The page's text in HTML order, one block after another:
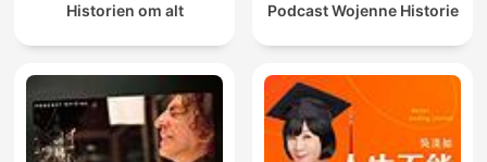
Historien om alt Podcast Wojenne Historie